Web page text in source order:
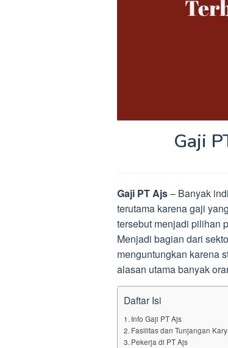
Gaji
Gaji PT Ajs– Banyak
terutama karena gaji
tersebut menjadi pilihan
Menjadi bagian dari
menguntungkan karena
alasan utama banyak
Daftar Isi
Info Gaji PT Ajs
Fasilitas dan Tunjangan
Pekerja di PT Ajs